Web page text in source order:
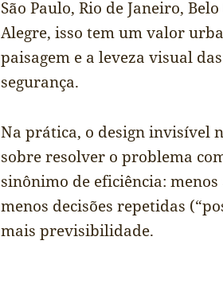
São Paulo, Rio de Janeiro,
Alegre, isso tem um valor
paisagem e a leveza visual
segurança.
Na prática, o design invisível
sobre resolver o problema
sinônimo de eficiência:
menos decisões repetidas
mais previsibilidade.